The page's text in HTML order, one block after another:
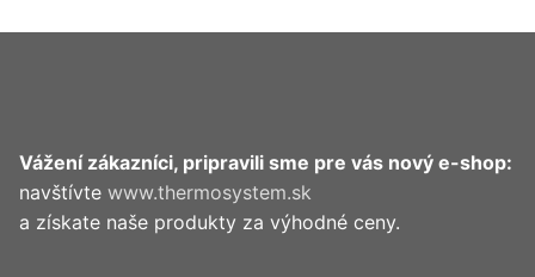
Vážení zákazníci, pripravili sme pre vás nový e-shop:
navštívte www.thermosystem.sk
a získate naše produkty za výhodné ceny.